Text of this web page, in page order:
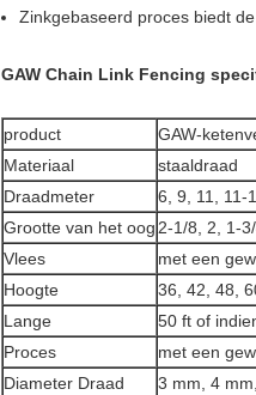
Zinkgebaseerd proces biedt
GAW Chain Link Fencing
product
GAW-
Materiaal
staaldraad
Draadmeter
6, 9, 11, 11-
Grootte van het oog2-1/8, 2, 1-
Vlees
met een
Hoogte
36, 42, 48,
Lange
50 ft of
Proces
met een
Diameter Draad
3 mm, 4